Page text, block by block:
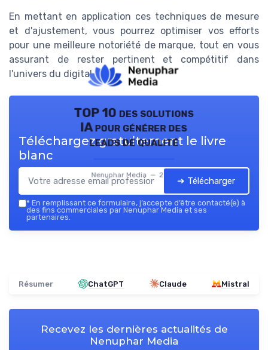
En mettant en application ces techniques de mesure
et d'ajustement, vous pourrez optimiser vos efforts
pour une meilleure notoriété de marque, tout en vous
assurant de rester pertinent et compétitif dans
l'univers du digital.
TOP 10 des solutions
IA pour générer des
leads de qualité
Nenuphar Media — 2026
Téléchargez gratuitement le livre
blanc
➔ Télécharger
* En remplissant ce formulaire, j’accepte d’être contacté(e) à
des fins commerciales par Nenuphar Media et ses
partenaires.
Résumer ChatGPT Claude Mistral
Recevez les dernières actualités de
Nenuphar Media